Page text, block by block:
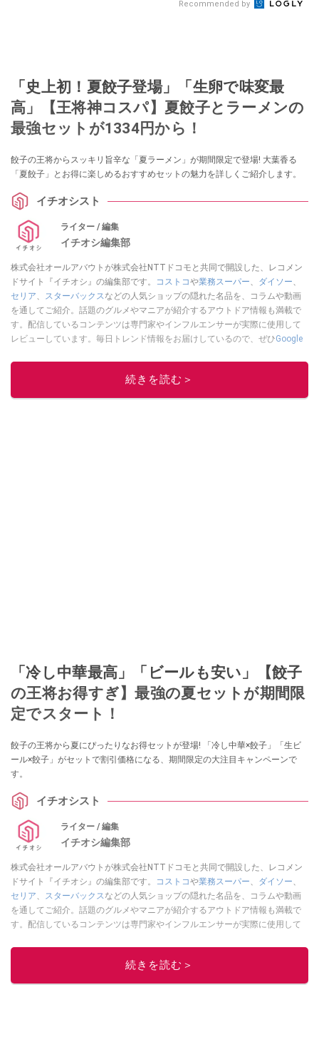
Recommended by
「史上初！夏餃子登場」「生卵で味変最
高」【王将神コスパ】夏餃子とラーメンの
最強セットが1334円から！
餃子の王将からスッキリ旨辛な「夏ラーメン」が期間限定で登場! 大葉香る
「夏餃子」とお得に楽しめるおすすめセットの魅力を詳しくご紹介します。
イチオシスト
ライター / 編集
イチオシ編集部
株式会社オールアバウトが株式会社NTTドコモと共同で開設した、レコメン
ドサイト『イチオシ』の編集部です。
コストコや業務スーパー、 ダイソー、
セリア、 スターバックスなどの人気ショップの隠れた名品を、コラムや動画
を通してご紹介。話題のグルメやマニアが紹介するアウトドア情報も満載で
す。配信しているコンテンツは専門家やインフルエンサーが実際に使用して
レビューしています。毎日トレンド情報をお届けしているので、ぜひGoogle
このイチオシストの他の記事を読む
続きを読む＞
「冷し中華最高」「ビールも安い」【餃子
の王将お得すぎ】最強の夏セットが期間限
定でスタート！
餃子の王将から夏にぴったりなお得セットが登場! 「冷し中華×餃子」「生ビ
ール×餃子」がセットで割引価格になる、期間限定の大注目キャンペーンで
す。
イチオシスト
ライター / 編集
イチオシ編集部
株式会社オールアバウトが株式会社NTTドコモと共同で開設した、レコメン
ドサイト『イチオシ』の編集部です。
コストコや業務スーパー、 ダイソー、
セリア、 スターバックスなどの人気ショップの隠れた名品を、コラムや動画
を通してご紹介。話題のグルメやマニアが紹介するアウトドア情報も満載で
す。配信しているコンテンツは専門家やインフルエンサーが実際に使用して
ニュースでフォロー
続きを読む＞